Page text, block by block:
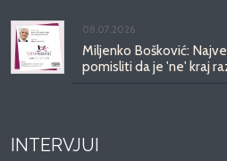
08.07.2026.
Miljenko Bošković:
pomisliti da je 'ne' kraj
INTERVJUI